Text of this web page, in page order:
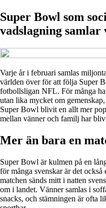
Super Bowl som
vadslagning
Varje år i februari samlas
världen över för att följa Super
fotbollsligan NFL. För många
utan lika mycket om
Super Bowl blivit en allt mer
mellan vänner och familj har
Mer än bara en
Super Bowl är kulmen på en
för många svenskar är det
matchen sänds mitt i natten
om i landet. Vänner samlas i
snacks, och stämningen är ofta